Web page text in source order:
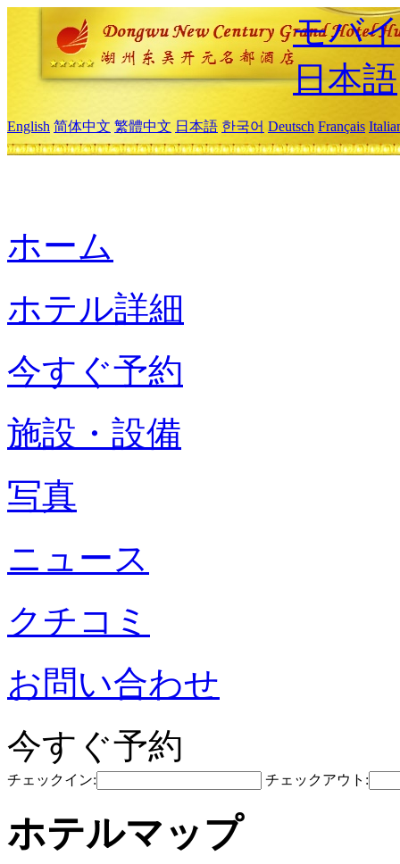
モバ
日本語
English 简体中文 繁體中文 日本語 한국어 Deutsch Français
ホーム
ホテル詳細
今すぐ予約
施設・設備
写真
ニュース
クチコミ
お問い合わせ
今すぐ予約
チェックイン: チェックアウト:
ホテルマップ